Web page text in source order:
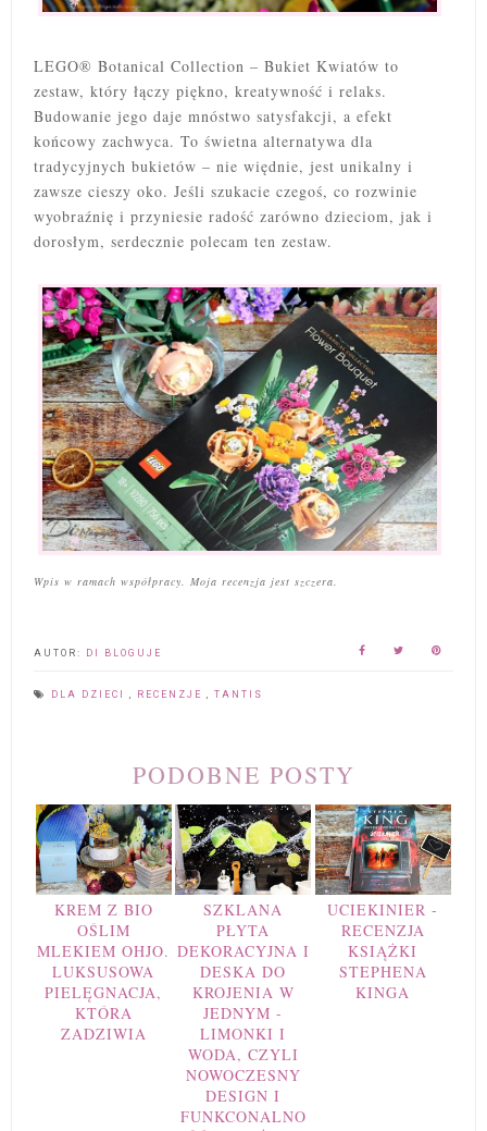
LEGO® Botanical Collection – Bukiet Kwiatów to
zestaw, który łączy piękno, kreatywność i relaks.
Budowanie jego daje mnóstwo satysfakcji, a efekt
końcowy zachwyca. To świetna alternatywa dla
tradycyjnych bukietów – nie więdnie, jest unikalny i
zawsze cieszy oko. Jeśli szukacie czegoś, co rozwinie
wyobraźnię i przyniesie radość zarówno dzieciom, jak i
dorosłym, serdecznie polecam ten zestaw.
Wpis w ramach współpracy. Moja recenzja jest szczera.
AUTOR: DI BLOGUJE
DLA DZIECI , RECENZJE , TANTIS
PODOBNE POSTY
KREM Z BIO
OŚLIM
MLEKIEM OHJO.
LUKSUSOWA
PIELĘGNACJA,
KTÓRA
ZADZIWIA
SZKLANA
PŁYTA
DEKORACYJNA I
DESKA DO
KROJENIA W
JEDNYM -
LIMONKI I
WODA, CZYLI
NOWOCZESNY
DESIGN I
FUNKCONALNO
UCIEKINIER -
RECENZJA
KSIĄŻKI
STEPHENA
KINGA